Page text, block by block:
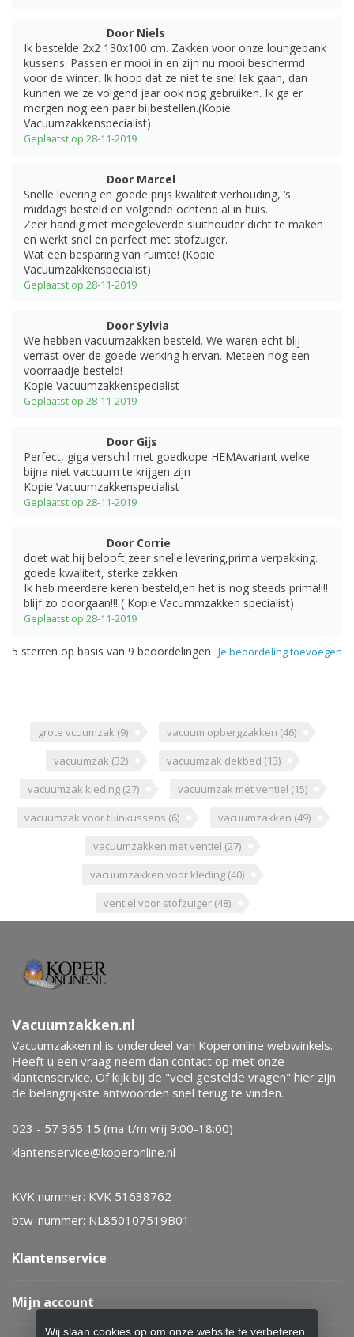
Door Niels
Ik bestelde 2x2 130x100 cm. Zakken voor onze loungebank
kussens. Passen er mooi in en zijn nu mooi beschermd
voor de winter. Ik hoop dat ze niet te snel lek gaan, dan
kunnen we ze volgend jaar ook nog gebruiken. Ik ga er
morgen nog een paar bijbestellen.(Kopie
Vacuumzakkenspecialist)
Geplaatst op 28-11-2019
Door Marcel
Snelle levering en goede prijs kwaliteit verhouding, ‘s
middags besteld en volgende ochtend al in huis.
Zeer handig met meegeleverde sluithouder dicht te maken
en werkt snel en perfect met stofzuiger.
Wat een besparing van ruimte! (Kopie
Vacuumzakkenspecialist)
Geplaatst op 28-11-2019
Door Sylvia
We hebben vacuumzakken besteld. We waren echt blij
verrast over de goede werking hiervan. Meteen nog een
voorraadje besteld!
Kopie Vacuumzakkenspecialist
Geplaatst op 28-11-2019
Door Gijs
Perfect, giga verschil met goedkope HEMAvariant welke
bijna niet vaccuum te krijgen zijn
Kopie Vacuumzakkenspecialist
Geplaatst op 28-11-2019
Door Corrie
doet wat hij belooft,zeer snelle levering,prima verpakking.
goede kwaliteit, sterke zakken.
Ik heb meerdere keren besteld,en het is nog steeds prima!!!!
blijf zo doorgaan!!! ( Kopie Vacummzakken specialist)
Geplaatst op 28-11-2019
Je beoordeling toevoegen
5 sterren op basis van 9 beoordelingen
grote vcuumzak (9) vacuum opbergzakken (46)
vacuumzak (32) vacuumzak dekbed (13)
vacuumzak kleding (27) vacuumzak met ventiel (15)
vacuumzak voor tuinkussens (6) vacuumzakken (49)
vacuumzakken met ventiel (27)
vacuumzakken voor kleding (40)
ventiel voor stofzuiger (48)
Vacuumzakken.nl
Vacuumzakken.nl is onderdeel van Koperonline webwinkels.
Heeft u een vraag neem dan contact op met onze
klantenservice. Of kijk bij de "veel gestelde vragen" hier zijn
de belangrijkste antwoorden snel terug te vinden.
023 - 57 365 15 (ma t/m vrij 9:00-18:00)
klantenservice@koperonline.nl
KVK nummer: KVK 51638762
btw-nummer: NL850107519B01
Klantenservice
Mijn account
Wij slaan cookies op om onze website te verbeteren.